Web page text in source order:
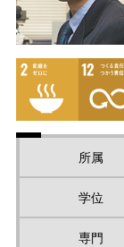
所属
学位
専門